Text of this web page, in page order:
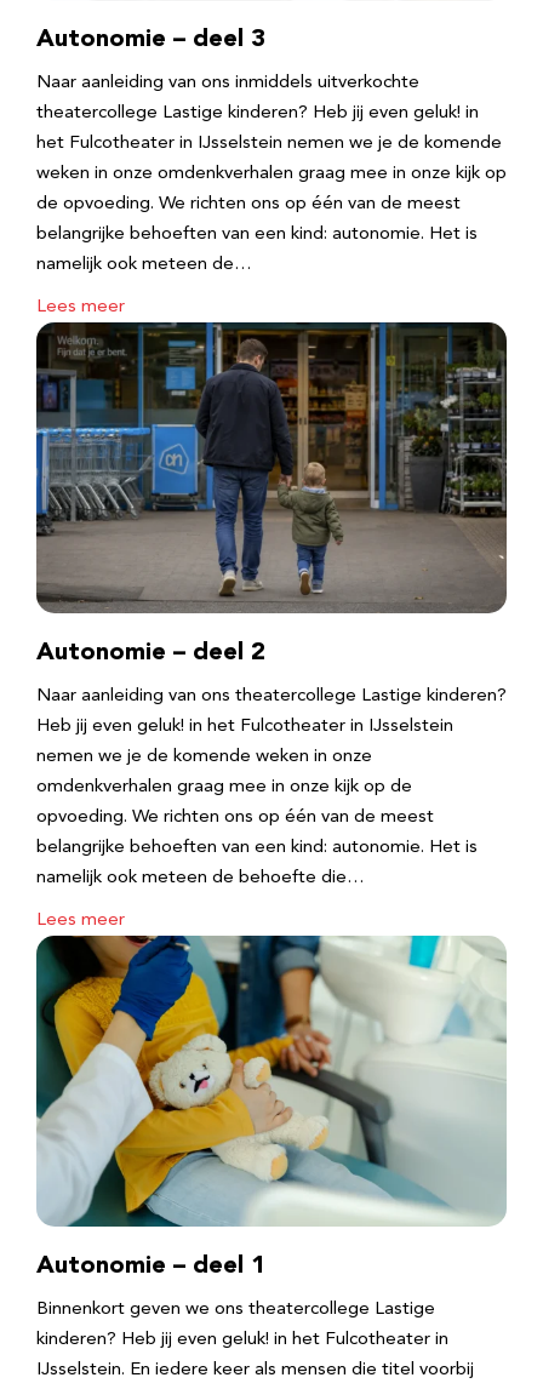
Autonomie – deel 3
Naar aanleiding van ons inmiddels uitverkochte
theatercollege Lastige kinderen? Heb jij even geluk! in
het Fulcotheater in IJsselstein nemen we je de komende
weken in onze omdenkverhalen graag mee in onze kijk op
de opvoeding. We richten ons op één van de meest
belangrijke behoeften van een kind: autonomie. Het is
namelijk ook meteen de…
Lees meer
Autonomie – deel 2
Naar aanleiding van ons theatercollege Lastige kinderen?
Heb jij even geluk! in het Fulcotheater in IJsselstein
nemen we je de komende weken in onze
omdenkverhalen graag mee in onze kijk op de
opvoeding. We richten ons op één van de meest
belangrijke behoeften van een kind: autonomie. Het is
namelijk ook meteen de behoefte die…
Lees meer
Autonomie – deel 1
Binnenkort geven we ons theatercollege Lastige
kinderen? Heb jij even geluk! in het Fulcotheater in
IJsselstein. En iedere keer als mensen die titel voorbij